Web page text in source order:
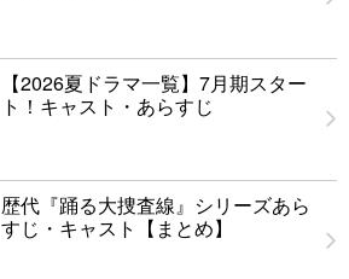
【2026夏ドラマ一覧】7月期スター
ト！キャスト・あらすじ
歴代『踊る大捜査線』シリーズあら
すじ・キャスト【まとめ】